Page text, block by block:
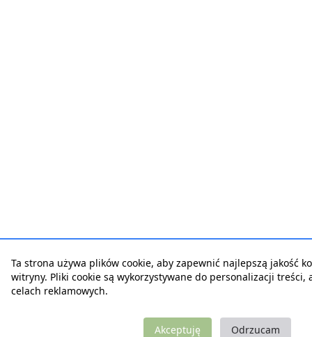
Ta strona używa plików cookie, aby zapewnić najlepszą jakość
witryny. Pliki cookie są wykorzystywane do personalizacji treści,
celach reklamowych.
Akceptuję Odrzucam